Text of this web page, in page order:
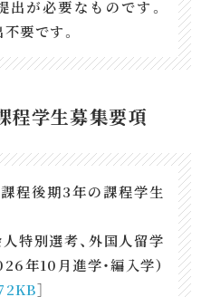
出が必要なものです。
要です。
程学生募集要項
程後期3年の課程学生
人特別選考、外国人留学
年10月進学・編入学）
］